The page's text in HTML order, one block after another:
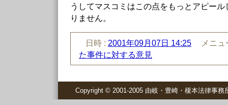
うしてマスコミはこの点をもっとアピー
りません。
日時 : 2001年09月07日 14:25
メニ
た事件に対する意見
Copyright © 2001-2005 由岐・豊崎・榎本法律事